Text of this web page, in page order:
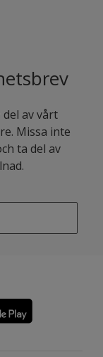
av vårt
Missa inte
ta del av